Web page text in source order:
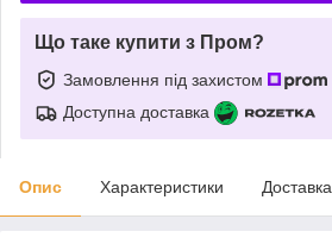
Що таке купити з Пром?
Замовлення під захистом
Доступна доставка
Опис Характеристики Доставка